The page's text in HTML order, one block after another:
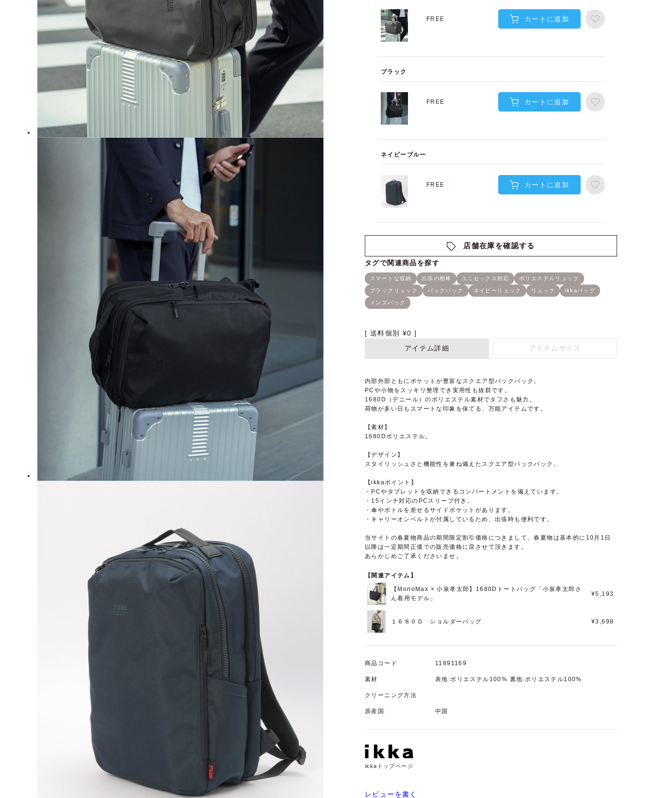
FREE カートに追加
ブラック
FREE カートに追加
ネイビーブルー
FREE カートに追加
店舗在庫を確認する
送料個別 ¥0
アイテム詳細
アイテムサイズ
内部外部ともにポケットが豊富なスクエア型バックパック。
PCや小物をスッキリ整理でき実用性も抜群です。
1680D（デニール）のポリエステル素材でタフさも魅力。
荷物が多い日もスマートな印象を保てる、万能アイテムです。
【素材】
1680Dポリエステル。
【デザイン】
スタイリッシュさと機能性を兼ね備えたスクエア型バックパック。
【ikkaポイント】
・PCやタブレットを収納できるコンパートメントを備えています。
・15インチ対応のPCスリーブ付き。
・傘やボトルを差せるサイドポケットがあります。
・キャリーオンベルトが付属しているため、出張時も便利です。
当サイトの春夏物商品の期間限定割引価格につきまして、春夏物は基本的に10月1日
以降は一定期間正価での販売価格に戻させて頂きます。
あらかじめご了承くださいませ。
【関連アイテム】
【MonoMax × 小泉孝太郎】1680Dトートバッグ「小泉孝太郎さ
ん着用モデル」
¥5,193
１６８０Ｄ ショルダーバッグ ¥3,698
商品コード 11891169
素材 表地:ポリエステル100% 裏地:ポリエステル100%
クリーニング方法
原産国 中国
ikkaトップページ
レビューを書く